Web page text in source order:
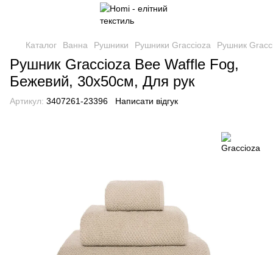
Каталог Ванна Рушники Рушники Graccioza Рушник
Рушник Graccioza Bee Waffle Fog,
Бежевий, 30х50см, Для рук
Артикул: 3407261-23396 Написати відгук